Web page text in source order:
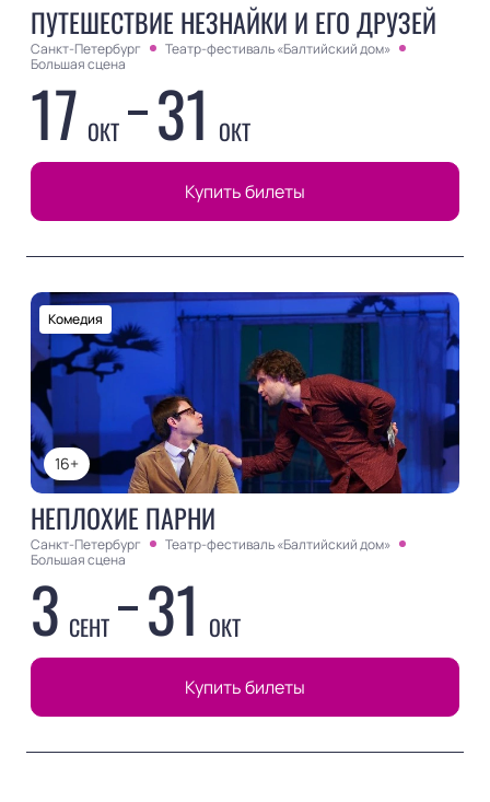
ПУТЕШЕСТВИЕ НЕЗНАЙКИ И ЕГО ДРУЗЕЙ
Санкт-Петербург
Театр-фестиваль «Балтийский дом»
Большая сцена
17 ОКТ 31 ОКТ
Купить билеты
16+
Комедия
НЕПЛОХИЕ ПАРНИ
Санкт-Петербург
Театр-фестиваль «Балтийский дом»
Большая сцена
3 СЕНТ 31 ОКТ
Купить билеты